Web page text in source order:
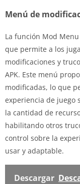
Menú de
La función Mod
que permite a los
modificaciones y
APK. Este menú
modificadas, lo que
experiencia de juego
la cantidad de
habilitando otros
control sobre la
usar y adaptable.
Descargar